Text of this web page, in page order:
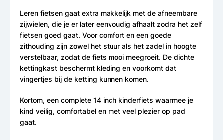
Leren fietsen gaat extra makkelijk met de afneembare
zijwielen, die je er later eenvoudig afhaalt zodra het zelf
fietsen goed gaat. Voor comfort en een goede
zithouding zijn zowel het stuur als het zadel in hoogte
verstelbaar, zodat de fiets mooi meegroeit. De dichte
kettingkast beschermt kleding en voorkomt dat
vingertjes bij de ketting kunnen komen.
Kortom, een complete 14 inch kinderfiets waarmee je
kind veilig, comfortabel en met veel plezier op pad
gaat.